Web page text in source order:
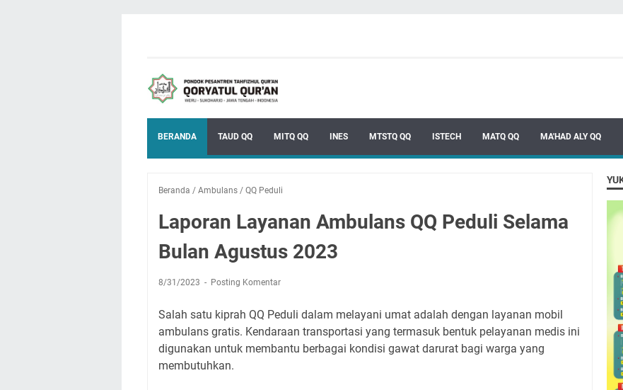
BERANDA TAUD QQ MITQ QQ INES MTSTQ QQ ISTECH MATQ QQ MA'HAD ALY QQ
Beranda / Ambulans / QQ Peduli
Laporan Layanan Ambulans QQ Peduli Selama
Bulan Agustus 2023
8/31/2023 Posting Komentar
Salah satu kiprah QQ Peduli dalam melayani umat adalah dengan layanan mobil
ambulans gratis. Kendaraan transportasi yang termasuk bentuk pelayanan medis ini
digunakan untuk membantu berbagai kondisi gawat darurat bagi warga yang
membutuhkan.